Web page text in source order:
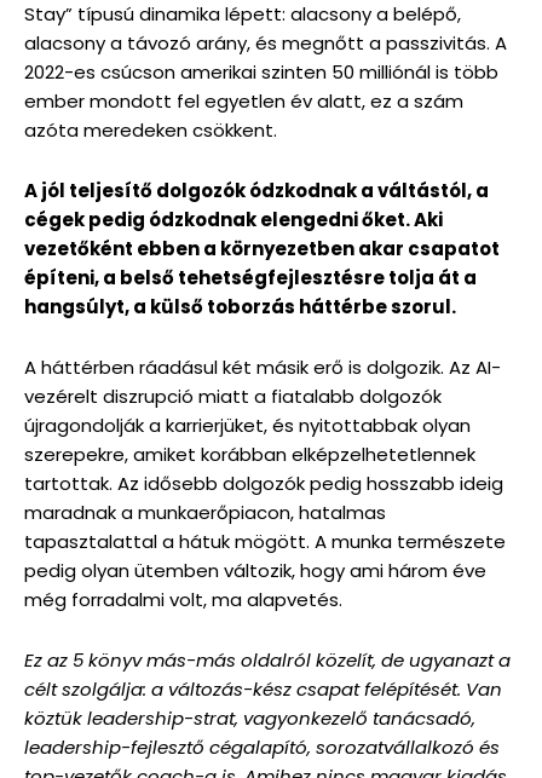
Stay” típusú dinamika lépett: alacsony a belépő,
alacsony a távozó arány, és megnőtt a passzivitás. A
2022-es csúcson amerikai szinten 50 milliónál is több
ember mondott fel egyetlen év alatt, ez a szám
azóta meredeken csökkent.
A jól teljesítő dolgozók ódzkodnak a váltástól, a
cégek pedig ódzkodnak elengedni őket. Aki
vezetőként ebben a környezetben akar csapatot
építeni, a belső tehetségfejlesztésre tolja át a
hangsúlyt, a külső toborzás háttérbe szorul.
A háttérben ráadásul két másik erő is dolgozik. Az AI-
vezérelt diszrupció miatt a fiatalabb dolgozók
újragondolják a karrierjüket, és nyitottabbak olyan
szerepekre, amiket korábban elképzelhetetlennek
tartottak. Az idősebb dolgozók pedig hosszabb ideig
maradnak a munkaerőpiacon, hatalmas
tapasztalattal a hátuk mögött. A munka természete
pedig olyan ütemben változik, hogy ami három éve
még forradalmi volt, ma alapvetés.
Ez az 5 könyv más-más oldalról közelít, de ugyanazt a
célt szolgálja: a változás-kész csapat felépítését. Van
köztük leadership-strat, vagyonkezelő tanácsadó,
leadership-fejlesztő cégalapító, sorozatvállalkozó és